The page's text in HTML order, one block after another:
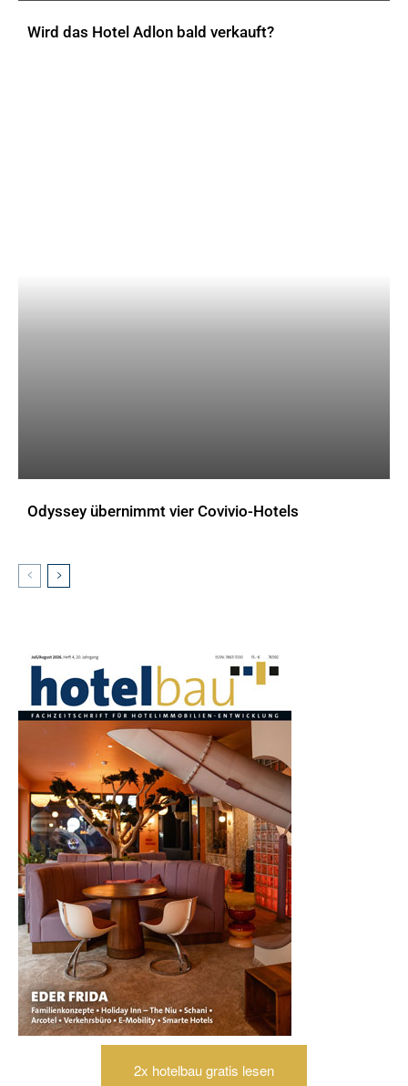
Wird das Hotel Adlon bald verkauft?
Odyssey übernimmt vier Covivio-Hotels
2x hotelbau gratis lesen